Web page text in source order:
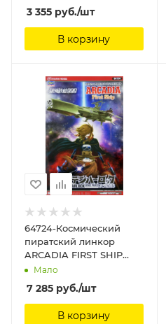
3 355 руб./шт
В корзину
64724-Космический
пиратский линкор
ARCADIA FIRST SHIP
(Limited Edition)
Hasegawa, 1/1500
Мало
7 285 руб./шт
В корзину